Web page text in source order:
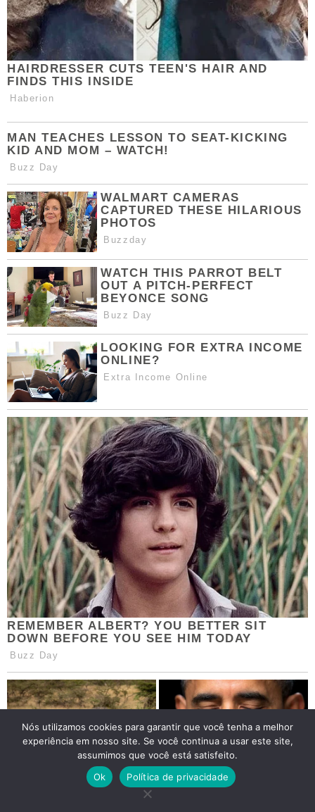
Nós utilizamos cookies para garantir que você tenha a melhor
experiência em nosso site. Se você continua a usar este site,
assumimos que você está satisfeito.
Ok
Política de privacidade